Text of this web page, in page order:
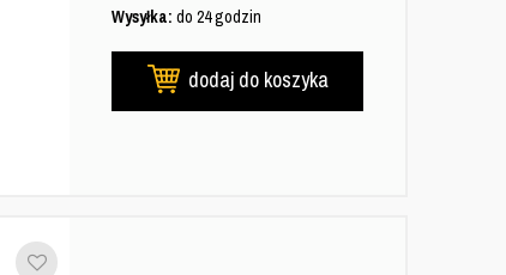
Wysyłka: do 24 godzin
dodaj do koszyka